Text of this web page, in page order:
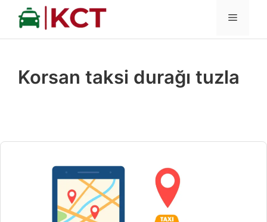
İçeriğe
MENÜ
Korsan taksi durağı tuzla